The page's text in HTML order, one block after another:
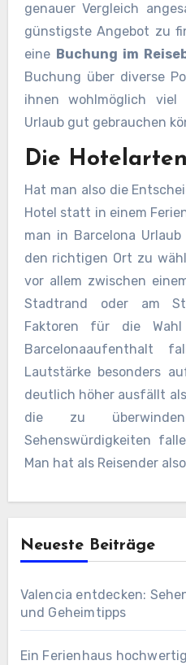
genauer Vergleich
günstigste Angebot zu
eine Buchung im
Buchung über diverse
ihnen wohlmöglich
Urlaub gut gebrauchen
Die
Hat man also die
Hotel statt in einem
man in Barcelona
den richtigen Ort zu
vor allem zwischen
Stadtrand oder am
Faktoren für die
Barcelonaaufenthalt
Lautstärke besonders
deutlich höher ausfällt
die zu
Sehenswürdigkeiten
Man hat als Reisender
Neueste Beiträge
Valencia entdecken:
und Geheimtipps
Ein Ferienhaus